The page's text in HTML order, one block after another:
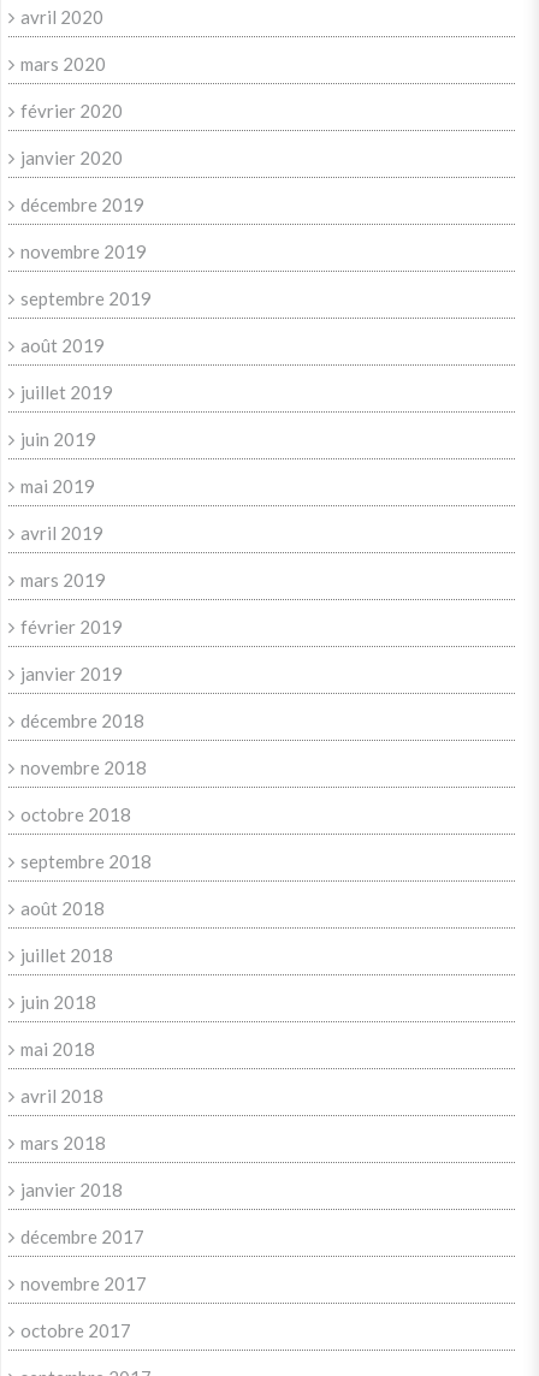
avril 2020
mars 2020
février 2020
janvier 2020
décembre 2019
novembre 2019
septembre 2019
août 2019
juillet 2019
juin 2019
mai 2019
avril 2019
mars 2019
février 2019
janvier 2019
décembre 2018
novembre 2018
octobre 2018
septembre 2018
août 2018
juillet 2018
juin 2018
mai 2018
avril 2018
mars 2018
janvier 2018
décembre 2017
novembre 2017
octobre 2017